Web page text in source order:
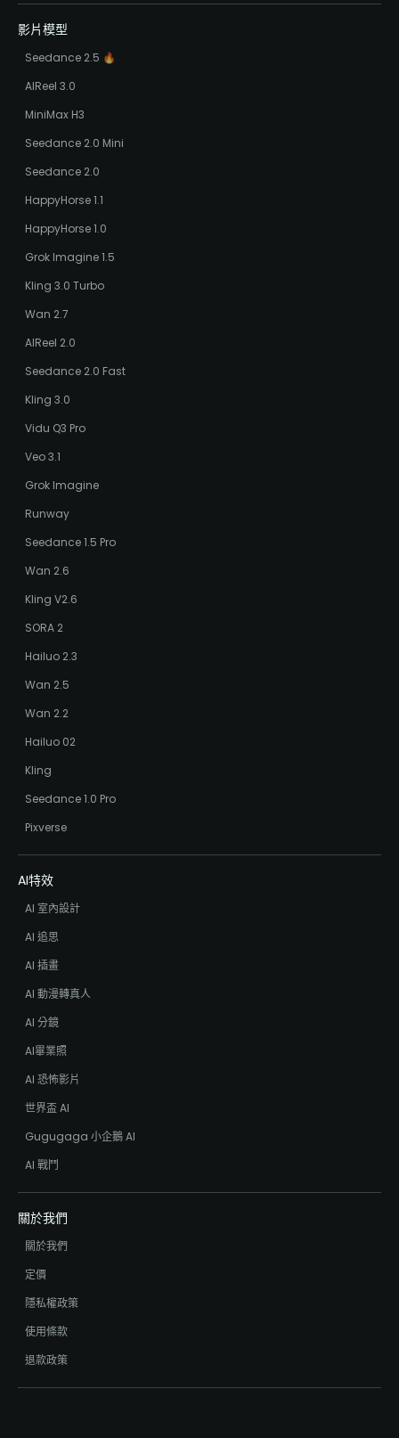
影片模型
Seedance 2.5 🔥
AIReel 3.0
MiniMax H3
Seedance 2.0 Mini
Seedance 2.0
HappyHorse 1.1
HappyHorse 1.0
Grok Imagine 1.5
Kling 3.0 Turbo
Wan 2.7
AIReel 2.0
Seedance 2.0 Fast
Kling 3.0
Vidu Q3 Pro
Veo 3.1
Grok Imagine
Runway
Seedance 1.5 Pro
Wan 2.6
Kling V2.6
SORA 2
Hailuo 2.3
Wan 2.5
Wan 2.2
Hailuo 02
Kling
Seedance 1.0 Pro
Pixverse
AI特效
AI 室內設計
AI 追思
AI 插畫
AI 動漫轉真人
AI 分鏡
AI畢業照
AI 恐怖影片
世界盃 AI
Gugugaga 小企鵝 AI
AI 戰鬥
關於我們
關於我們
定價
隱私權政策
使用條款
退款政策